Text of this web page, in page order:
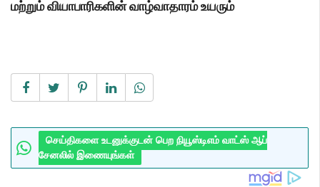
மற்றும் வியாபாரிகளின் வாழ்வாதாரம் உயரும்
செய்திகளை உடனுக்குடன் பெற நியூஸ்டிஎம் வாட்ஸ் ஆப்
சேனலில் இணையுங்கள்